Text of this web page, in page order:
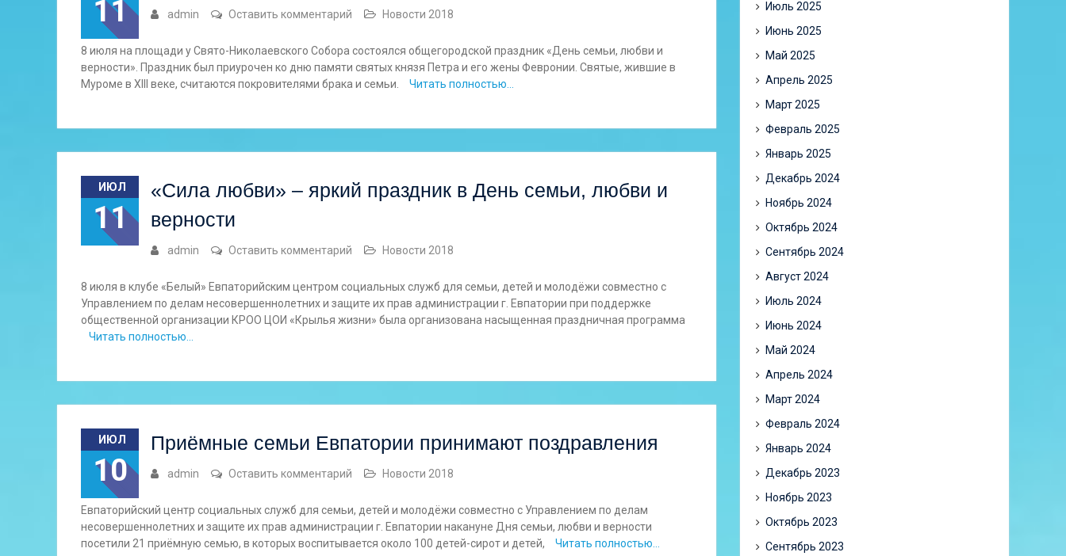
11 admin Оставить комментарий Новости 2018
8 июля на площади у Свято-Николаевского Собора состоялся общегородской праздник «День семьи, любви и
верности». Праздник был приурочен ко дню памяти святых князя Петра и его жены Февронии. Святые, жившие в
Муроме в XIII веке, считаются покровителями брака и семьи.
Читать полностью…
ИЮЛ
11
«Сила любви» – яркий праздник в День семьи, любви и
верности
admin Оставить комментарий Новости 2018
8 июля в клубе «Белый» Евпаторийским центром социальных служб для семьи, детей и молодёжи совместно с
Управлением по делам несовершеннолетних и защите их прав администрации г. Евпатории при поддержке
общественной организации КРОО ЦОИ «Крылья жизни» была организована насыщенная праздничная программа
Читать полностью…
ИЮЛ
10
Приёмные семьи Евпатории принимают поздравления
admin Оставить комментарий Новости 2018
Евпаторийский центр социальных служб для семьи, детей и молодёжи совместно с Управлением по делам
несовершеннолетних и защите их прав администрации г. Евпатории накануне Дня семьи, любви и верности
посетили 21 приёмную семью, в которых воспитывается около 100 детей-сирот и детей,
Читать полностью…
Июль 2025
Июнь 2025
Май 2025
Апрель 2025
Март 2025
Февраль 2025
Январь 2025
Декабрь 2024
Ноябрь 2024
Октябрь 2024
Сентябрь 2024
Август 2024
Июль 2024
Июнь 2024
Май 2024
Апрель 2024
Март 2024
Февраль 2024
Январь 2024
Декабрь 2023
Ноябрь 2023
Октябрь 2023
Сентябрь 2023